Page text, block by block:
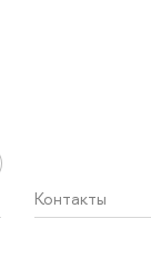
Контакты